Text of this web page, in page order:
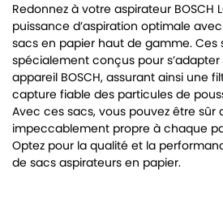
Redonnez à votre aspirateur BOSCH
puissance d’aspiration optimale
sacs en papier haut de gamme. Ces
spécialement conçus pour
appareil BOSCH, assurant ainsi une
capture fiable des particules de
Avec ces sacs, vous pouvez être sûr
impeccablement propre à chaque
Optez pour la qualité et la
de sacs aspirateurs en papier.